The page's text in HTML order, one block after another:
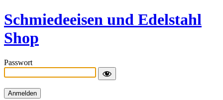
Schmiedeeisen und Edelstahl
Shop
Passwort